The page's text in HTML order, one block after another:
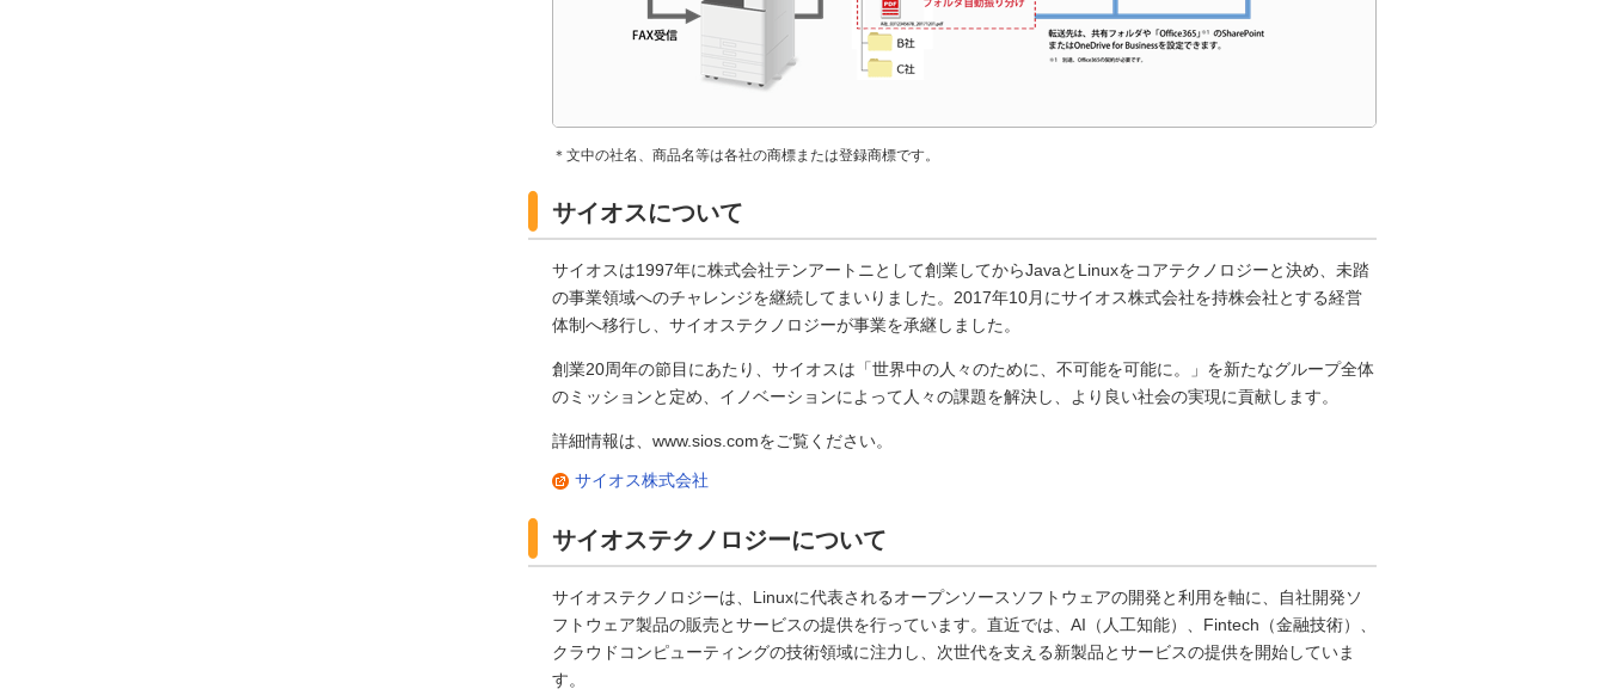
＊文中の社名、商品名等は各社の商標または登録商標です。
サイオスについて
サイオスは1997年に株式会社テンアートニとして創業してからJavaとLinuxをコアテクノロジーと決め、未踏
の事業領域へのチャレンジを継続してまいりました。2017年10月にサイオス株式会社を持株会社とする経営
体制へ移行し、サイオステクノロジーが事業を承継しました。
創業20周年の節目にあたり、サイオスは「世界中の人々のために、不可能を可能に。」を新たなグループ全体
のミッションと定め、イノベーションによって人々の課題を解決し、より良い社会の実現に貢献します。
詳細情報は、www.sios.comをご覧ください。
サイオス株式会社
サイオステクノロジーについて
サイオステクノロジーは、Linuxに代表されるオープンソースソフトウェアの開発と利用を軸に、自社開発ソ
フトウェア製品の販売とサービスの提供を行っています。直近では、AI（人工知能）、Fintech（金融技術）、
クラウドコンピューティングの技術領域に注力し、次世代を支える新製品とサービスの提供を開始していま
す。